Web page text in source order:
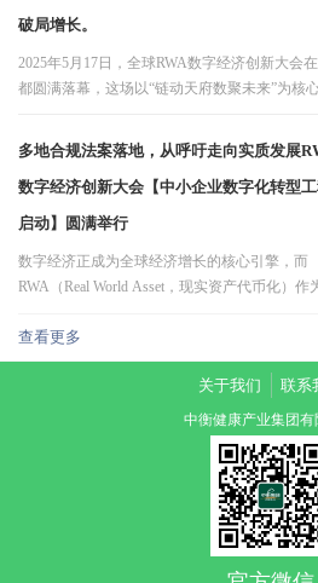
国际会员单位参会，与来自数…
破局增长。
2025年5月17日，全球RWA数字经济创新大会
都圆满落幕，这场以“链动天府数聚未来”为核
业指明了转型升级的“黄金路径”。从融资破局到
关键信号？中小企业又该如何抓住…
多地合规法案落地，从呼吁走向实质发展
数字经济创新大会【中小企业数字化转型
启动】圆满举行
数字经济正成为全球经济增长的核心引擎，而
RWA（Real World Asset，现实资产代币化）作
资产流通与价值交换的规则。2025年5月17日，
数尚链、香港区块链技术应用协会及四川省川
合会联合主办、中衡集团承办的《链动…
查看更多
关于我们 联系
中衡健康产业集团有